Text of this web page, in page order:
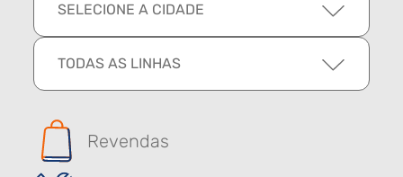
SELECIONE A CIDADE
TODAS AS LINHAS
Revendas